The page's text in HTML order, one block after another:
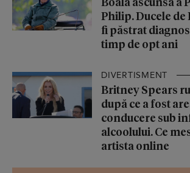
Philip. Ducele
fi păstrat
timp de opt ani
DIVERTISMENT
Britney Spears
după ce a fost
conducere sub
alcoolului. Ce
artista online